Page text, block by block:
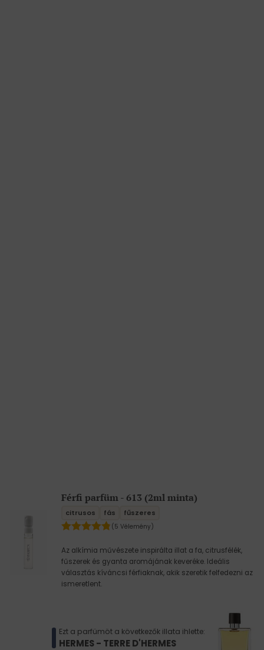
Férfi parfüm - 613 (2ml minta)
citrusos fás fűszeres
(5 Vélemény)
Az alkímia művészete inspirálta illat a fa, citrusfélék,
fűszerek és gyanta aromájának keveréke. Ideális
választás kíváncsi férfiaknak, akik szeretik felfedezni az
ismeretlent.
Ezt a parfümöt a következők illata ihlette:
HERMES - TERRE D'HERMES